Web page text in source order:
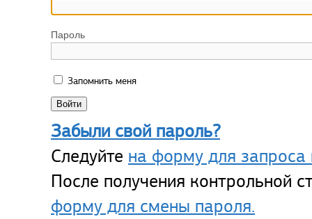
Пароль
Запомнить меня
Забыли свой пароль?
Следуйте на форму для запроса
После получения контрольной
форму для смены пароля.